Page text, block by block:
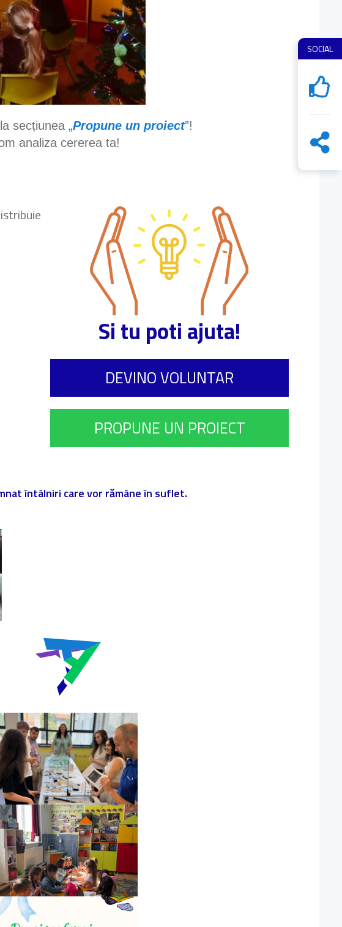
SOCIAL
secțiunea „Propune un proiect”!
analiza cererea ta!
Si tu poti ajuta!
DEVINO VOLUNTAR
PROPUNE UN PROIECT
întâlniri care vor rămâne în suflet.